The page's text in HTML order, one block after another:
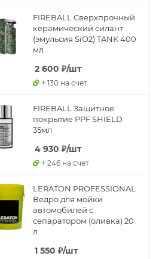
FIREBALL Сверхпрочный
керамический силант
(эмульсия SiO2) TANK 400
мл
2 600 ₽/шт
+ 130 на счет
FIREBALL Защитное
покрытие PPF SHIELD
35мл
4 930 ₽/шт
+ 246 на счет
LERATON PROFESSIONAL
Ведро для мойки
автомобилей с
сепаратором (оливка) 20
л
1 550 ₽/шт